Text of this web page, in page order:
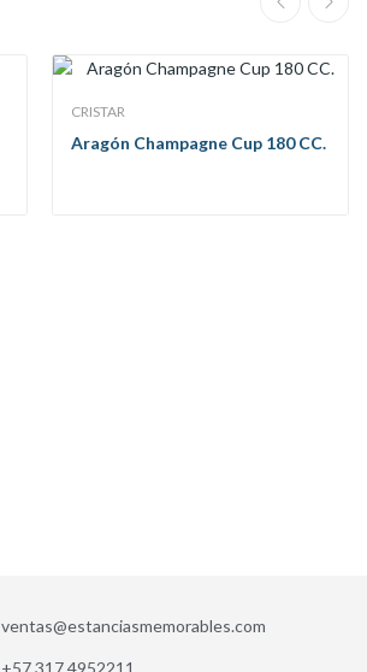
CRISTAR
Aragón Champagne Cup 180 CC.
ventas@estanciasmemorables.com